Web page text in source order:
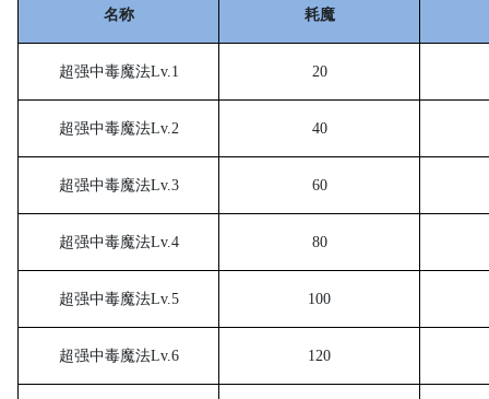
名称 耗魔
超强中毒魔法Lv.1 20
超强中毒魔法Lv.2 40
超强中毒魔法Lv.3 60
超强中毒魔法Lv.4 80
超强中毒魔法Lv.5 100
超强中毒魔法Lv.6 120